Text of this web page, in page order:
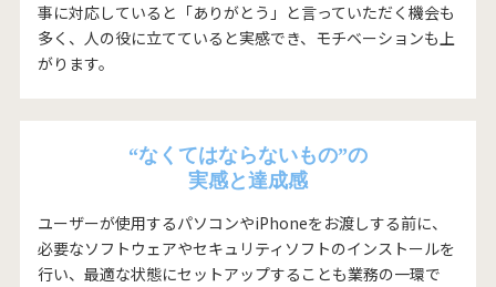
事に対応していると「ありがとう」と言っていただく機会も
多く、人の役に立てていると実感でき、モチベーションも上
がります。
“なくてはならないもの”の
実感と達成感
ユーザーが使用するパソコンやiPhoneをお渡しする前に、
必要なソフトウェアやセキュリティソフトのインストールを
行い、最適な状態にセットアップすることも業務の一環で